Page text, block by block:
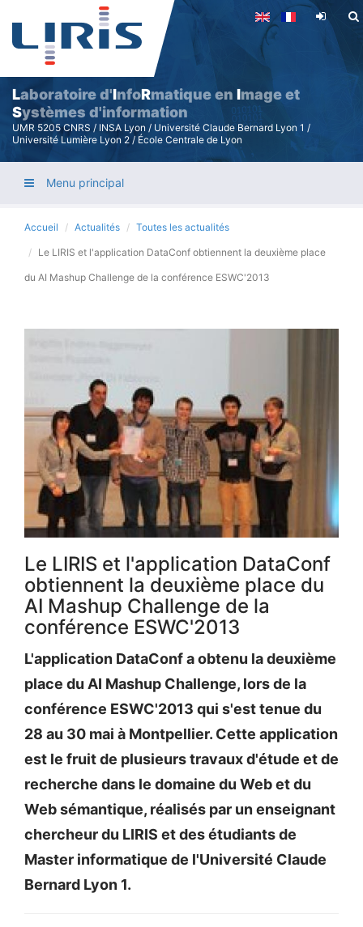
Aller
au
contenu
principal
Laboratoire d'InfoRmatique en Image et
Systèmes d'information
UMR 5205 CNRS / INSA Lyon / Université Claude Bernard Lyon 1 /
Université Lumière Lyon 2 / École Centrale de Lyon
Menu principal
Accueil Actualités Toutes les actualités
Le LIRIS et l'application DataConf obtiennent la deuxième place
du AI Mashup Challenge de la conférence ESWC'2013
Le LIRIS et l'application DataConf
obtiennent la deuxième place du
AI Mashup Challenge de la
conférence ESWC'2013
L'application DataConf a obtenu la deuxième
place du AI Mashup Challenge, lors de la
conférence ESWC'2013 qui s'est tenue du
28 au 30 mai à Montpellier. Cette application
est le fruit de plusieurs travaux d'étude et de
recherche dans le domaine du Web et du
Web sémantique, réalisés par un enseignant
chercheur du LIRIS et des étudiants de
Master informatique de l'Université Claude
Bernard Lyon 1.